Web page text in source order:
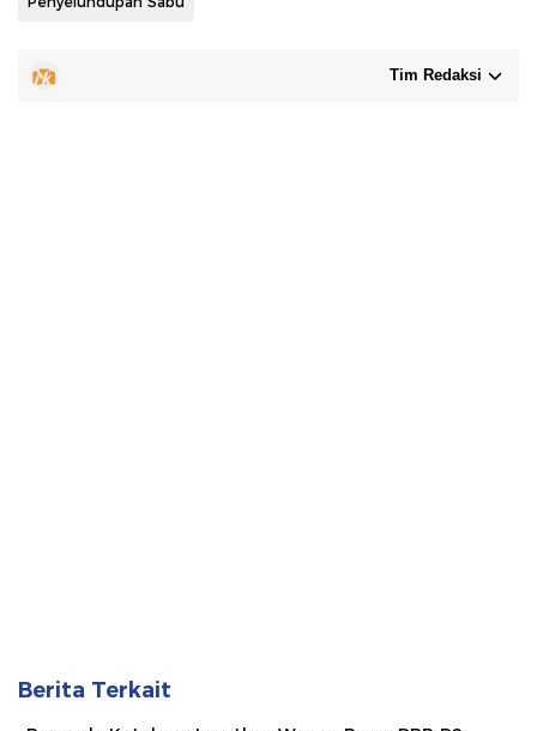
Tim Redaksi
Berita Terkait